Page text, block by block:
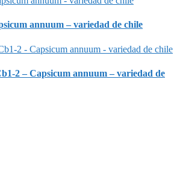
annuum – variedad de chile
2 – Capsicum annuum – variedad de